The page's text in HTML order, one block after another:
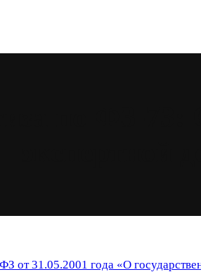
от 31.05.2001 года «О